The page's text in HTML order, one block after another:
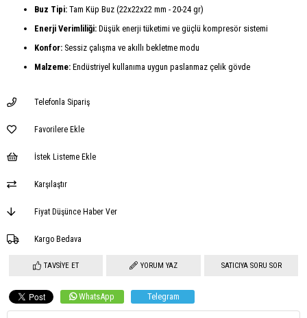
Buz Tipi: Tam Küp Buz (22x22x22 mm - 20-24 gr)
Enerji Verimliliği: Düşük enerji tüketimi ve güçlü kompresör sistemi
Konfor: Sessiz çalışma ve akıllı bekletme modu
Malzeme: Endüstriyel kullanıma uygun paslanmaz çelik gövde
Telefonla Sipariş
Favorilere Ekle
İstek Listeme Ekle
Karşılaştır
Fiyat Düşünce Haber Ver
Kargo Bedava
TAVSIYE ET YORUM YAZ SATICIYA SORU SOR
WhatsApp Telegram